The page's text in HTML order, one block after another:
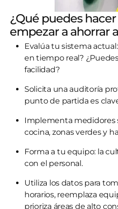
¿Qué puedes
empezar a ahorrar
Evalúa tu sistema
en tiempo real?
facilidad?
Solicita una auditoría
punto de partida es
Implementa medidores
cocina, zonas verdes y
Forma a tu equipo: la
con el personal.
Utiliza los datos para
horarios, reemplaza
prioriza áreas de alto